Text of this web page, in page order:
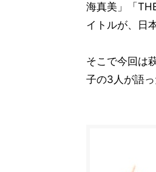
海真美」「
イトルが、日
そこで今回は
子の3人が語っ